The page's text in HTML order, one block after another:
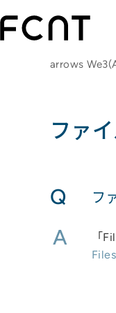
arrows
ファ
Q フ
A
「